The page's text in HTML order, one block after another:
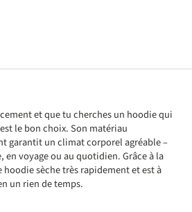
et que tu cherches un hoodie qui
le bon choix. Son matériau
garantit un climat corporel agréable –
en voyage ou au quotidien. Grâce à la
sèche très rapidement et est à
un rien de temps.